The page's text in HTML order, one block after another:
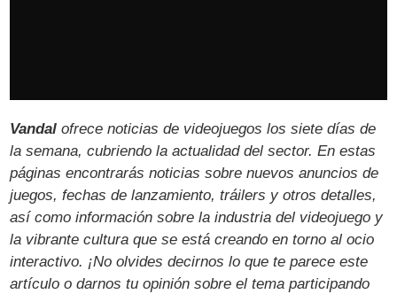
Vandal ofrece noticias de videojuegos los siete días de
la semana, cubriendo la actualidad del sector. En estas
páginas encontrarás noticias sobre nuevos anuncios de
juegos, fechas de lanzamiento, tráilers y otros detalles,
así como información sobre la industria del videojuego y
la vibrante cultura que se está creando en torno al ocio
interactivo. ¡No olvides decirnos lo que te parece este
artículo o darnos tu opinión sobre el tema participando